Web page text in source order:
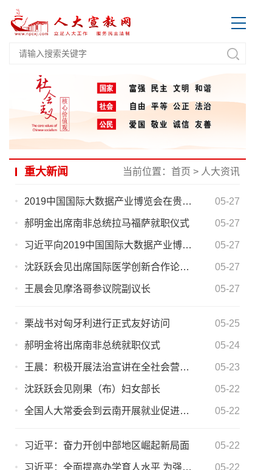
重大新闻 当前位置： 首页 > 人大资讯
2019中国国际大数据产业博览会在贵阳开幕 王晨出席 05-27
郝明金出席南非总统拉马福萨就职仪式 05-27
习近平向2019中国国际大数据产业博览会致贺信 05-27
沈跃跃会见出席国际医学创新合作论坛的外方嘉宾 05-27
王晨会见摩洛哥参议院副议长 05-27
栗战书对匈牙利进行正式友好访问 05-25
郝明金将出席南非总统就职仪式 05-24
王晨：积极开展法治宣讲在全社会营造尊法学法守法用法良好氛围 05-23
沈跃跃会见刚果（布）妇女部长 05-22
全国人大常委会到云南开展就业促进法执法检查 05-22
习近平：奋力开创中部地区崛起新局面 05-22
习近平：全面提高办学育人水平 为强军事业提供有力人才支持 05-22